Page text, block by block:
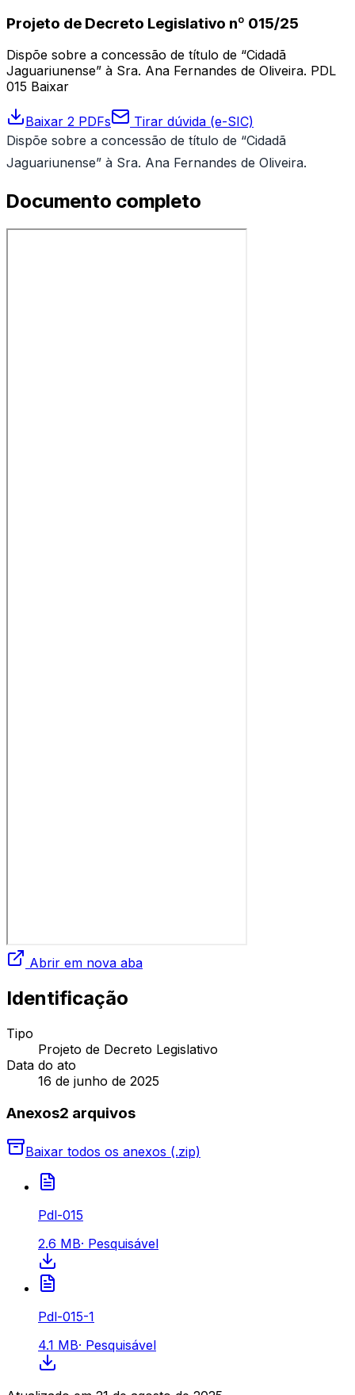
Projeto de Decreto Legislativo nº 015/25
Dispõe sobre a concessão de título de “Cidadã
Jaguariunense” à Sra. Ana Fernandes de Oliveira. PDL
015 Baixar
Baixar 2 PDFs
Tirar dúvida (e-SIC)
Dispõe sobre a concessão de título de “Cidadã
Jaguariunense” à Sra. Ana Fernandes de Oliveira.
Documento completo
Abrir em nova aba
Identificação
Tipo
Projeto de Decreto Legislativo
Data do ato
16 de junho de 2025
Anexos2 arquivos
Baixar todos os anexos (.zip)
Pdl-015
2.6 MB· Pesquisável
Pdl-015-1
4.1 MB· Pesquisável